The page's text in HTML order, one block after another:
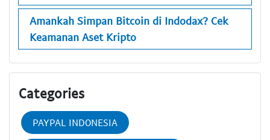
Amankah Simpan Bitcoin di Indodax? Cek
Keamanan Aset Kripto
Categories
PAYPAL INDONESIA